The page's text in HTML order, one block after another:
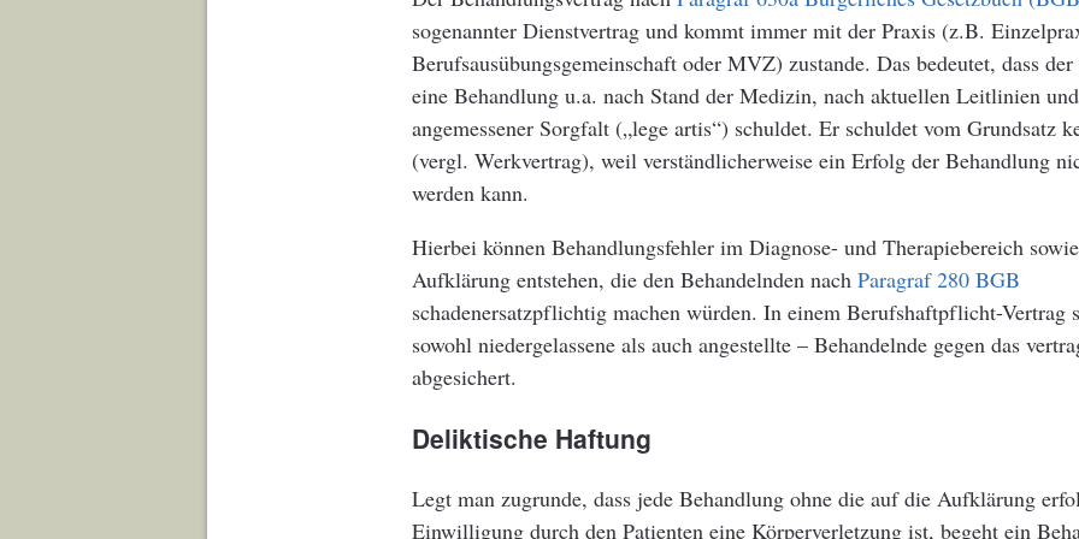
sogenannter Dienstvertrag und kommt immer mit der Praxis (z.B.
Berufsausübungsgemeinschaft oder MVZ) zustande. Das bedeutet, dass
eine Behandlung u.a. nach Stand der Medizin, nach aktuellen Leitlinien
angemessener Sorgfalt („lege artis“) schuldet. Er schuldet vom Grundsatz
(vergl. Werkvertrag), weil verständlicherweise ein Erfolg der Behandlung
werden kann.
Hierbei können Behandlungsfehler im Diagnose- und Therapiebereich
Aufklärung entstehen, die den Behandelnden nach Paragraf 280 BGB
schadenersatzpflichtig machen würden. In einem Berufshaftpflicht-Vertrag
sowohl niedergelassene als auch angestellte – Behandelnde gegen das
abgesichert.
Deliktische Haftung
Legt man zugrunde, dass jede Behandlung ohne die auf die Aufklärung
Einwilligung durch den Patienten eine Körperverletzung ist, begeht ein